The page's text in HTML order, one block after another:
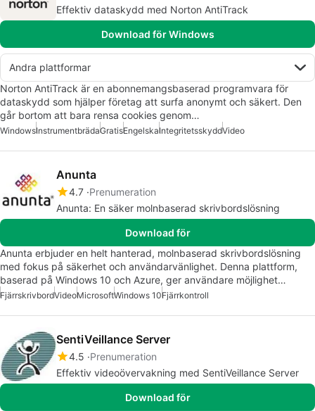
Effektiv dataskydd med Norton AntiTrack
Download för Windows
Andra plattformar
Norton AntiTrack är en abonnemangsbaserad programvara för
dataskydd som hjälper företag att surfa anonymt och säkert. Den
går bortom att bara rensa cookies genom…
WindowsInstrumentbrädaGratisEngelskaIntegritetsskyddVideo
Anunta
4.7 Prenumeration
Anunta: En säker molnbaserad skrivbordslösning
Download för
Anunta erbjuder en helt hanterad, molnbaserad skrivbordslösning
med fokus på säkerhet och användarvänlighet. Denna plattform,
baserad på Windows 10 och Azure, ger användare möjlighet…
FjärrskrivbordVideoMicrosoftWindows 10Fjärrkontroll
SentiVeillance Server
4.5 Prenumeration
Effektiv videoövervakning med SentiVeillance Server
Download för